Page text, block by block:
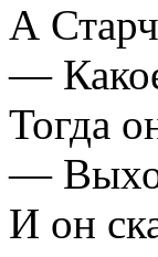
А
—
Тогда
—
И он